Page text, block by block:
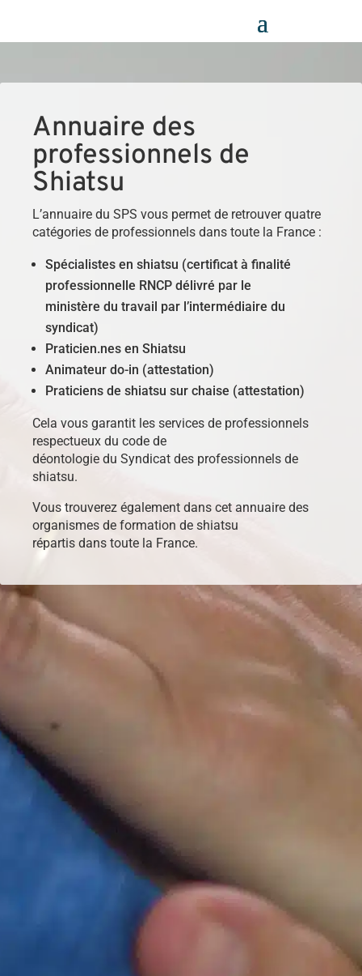
Annuaire des
professionnels de
Shiatsu
L’annuaire du SPS vous permet de retrouver quatre
catégories de professionnels dans toute la France :
Spécialistes en shiatsu (certificat à finalité
professionnelle RNCP délivré par le
ministère du travail par l’intermédiaire du
syndicat)
Praticien.nes en Shiatsu
Animateur do-in (attestation)
Praticiens de shiatsu sur chaise (attestation)
Cela vous garantit les services de professionnels
respectueux du code de
déontologie du Syndicat des professionnels de
shiatsu.
Vous trouverez également dans cet annuaire des
organismes de formation de shiatsu
répartis dans toute la France.